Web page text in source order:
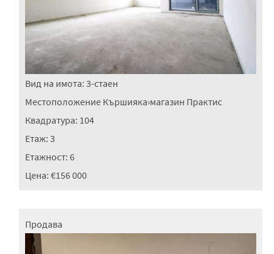
Вид на имота: 3-стаен
Местоположение Кършияка›магазин Практис
Квадратура: 104
Етаж: 3
Етажност: 6
Цена: €156 000
Продава